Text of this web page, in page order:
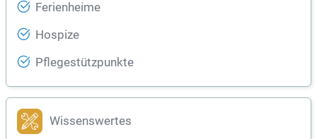
Ferienheime
Hospize
Pflegestützpunkte
Wissenswertes